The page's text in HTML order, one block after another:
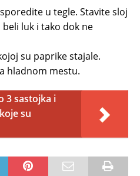
u tegle. Stavite sloj
luk i tako dok ne
su paprike stajale.
hladnom mestu.
3 sastojka i
su